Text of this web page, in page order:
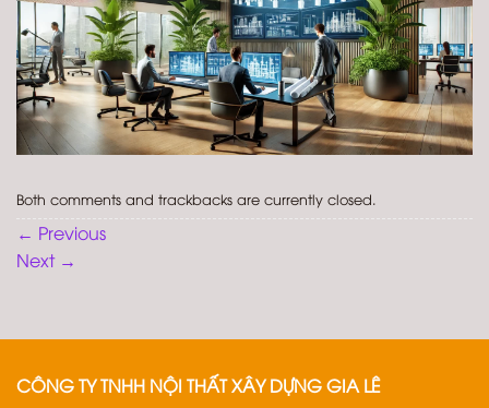
Both comments and trackbacks are currently closed.
← Previous
Next →
CÔNG TY TNHH NỘI THẤT XÂY DỰNG GIA LÊ